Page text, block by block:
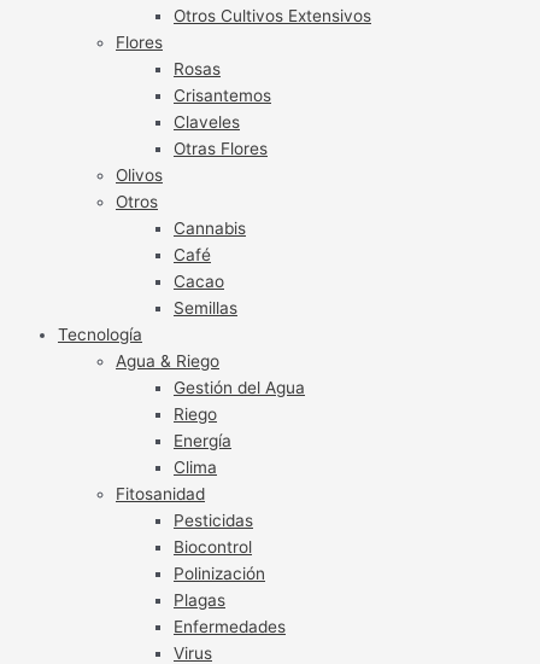
Otros Cultivos Extensivos
Flores
Rosas
Crisantemos
Claveles
Otras Flores
Olivos
Otros
Cannabis
Café
Cacao
Semillas
Tecnología
Agua & Riego
Gestión del Agua
Riego
Energía
Clima
Fitosanidad
Pesticidas
Biocontrol
Polinización
Plagas
Enfermedades
Virus